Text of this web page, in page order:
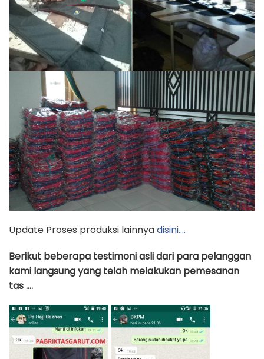
Update Proses produksi lainnyadisini….
Berikut beberapa testimoni asli dari para pelanggan
kami langsung yang telah melakukan pemesanan
tas ….